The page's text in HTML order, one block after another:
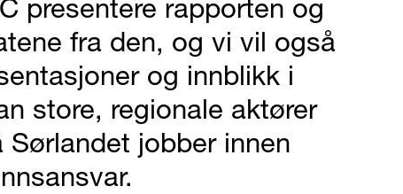
presentere rapporten og
fra den, og vi vil også
og innblikk i
store, regionale aktører
Sørlandet jobber innen